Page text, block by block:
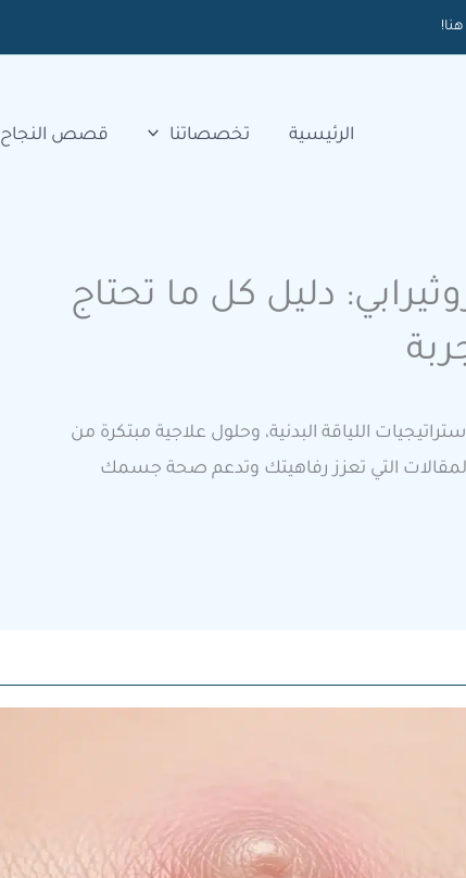
الرئيسية تخصصاتنا قصص النجاح
دليل كل ما تحتاج
اللياقة البدنية، وحلول علاجية مبتكرة من
التي تعزز رفاهيتك وتدعم صحة جسمك